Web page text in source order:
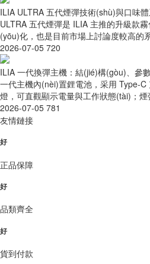
ILIA ULTRA 五代煙彈技術(shù)與口味
ULTRA 五代煙彈是 ILIA 主推的升級款
(yōu)化，也是目前市場上討論度較高的
2026-07-05 720
ILIA 一代換彈主機：結(jié)構(gòu)、參
一代主機內(nèi)置鋰電池，采用 Type-
燈，可直觀顯示電量與工作狀態(tài)；
2026-07-05 781
友情鏈接
好
正品保障
好
品類齊全
好
貨到付款